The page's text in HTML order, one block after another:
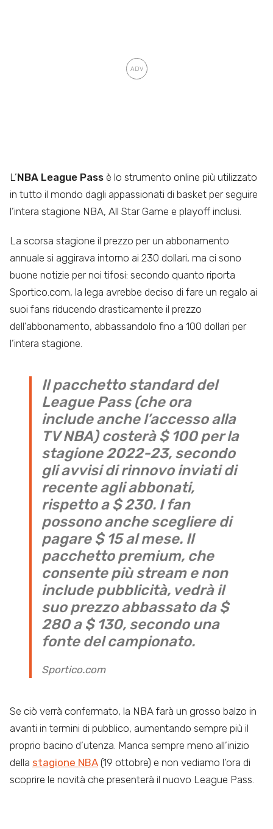
L’NBA League Pass è lo strumento online più utilizzato
in tutto il mondo dagli appassionati di basket per seguire
l’intera stagione NBA, All Star Game e playoff inclusi.
La scorsa stagione il prezzo per un abbonamento
annuale si aggirava intorno ai 230 dollari, ma ci sono
buone notizie per noi tifosi: secondo quanto riporta
Sportico.com, la lega avrebbe deciso di fare un regalo ai
suoi fans riducendo drasticamente il prezzo
dell’abbonamento, abbassandolo fino a 100 dollari per
l’intera stagione.
Il pacchetto standard del
League Pass (che ora
include anche l’accesso alla
TV NBA) costerà $ 100 per la
stagione 2022-23, secondo
gli avvisi di rinnovo inviati di
recente agli abbonati,
rispetto a $ 230. I fan
possono anche scegliere di
pagare $ 15 al mese. Il
pacchetto premium, che
consente più stream e non
include pubblicità, vedrà il
suo prezzo abbassato da $
280 a $ 130, secondo una
fonte del campionato.
Sportico.com
Se ciò verrà confermato, la NBA farà un grosso balzo in
avanti in termini di pubblico, aumentando sempre più il
proprio bacino d’utenza. Manca sempre meno all’inizio
della stagione NBA (19 ottobre) e non vediamo l’ora di
scoprire le novità che presenterà il nuovo League Pass.